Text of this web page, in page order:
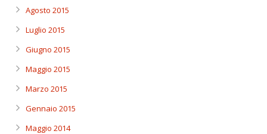
Agosto 2015
Luglio 2015
Giugno 2015
Maggio 2015
Marzo 2015
Gennaio 2015
Maggio 2014